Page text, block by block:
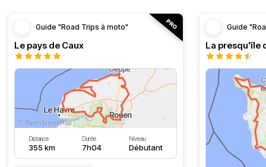
Guide "Road Trips à moto"
Le pays de Caux
Distance
355 km
Durée
7h04
Niveau
Débutant
Guide
La presqu'île